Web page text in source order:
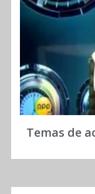
Temas de